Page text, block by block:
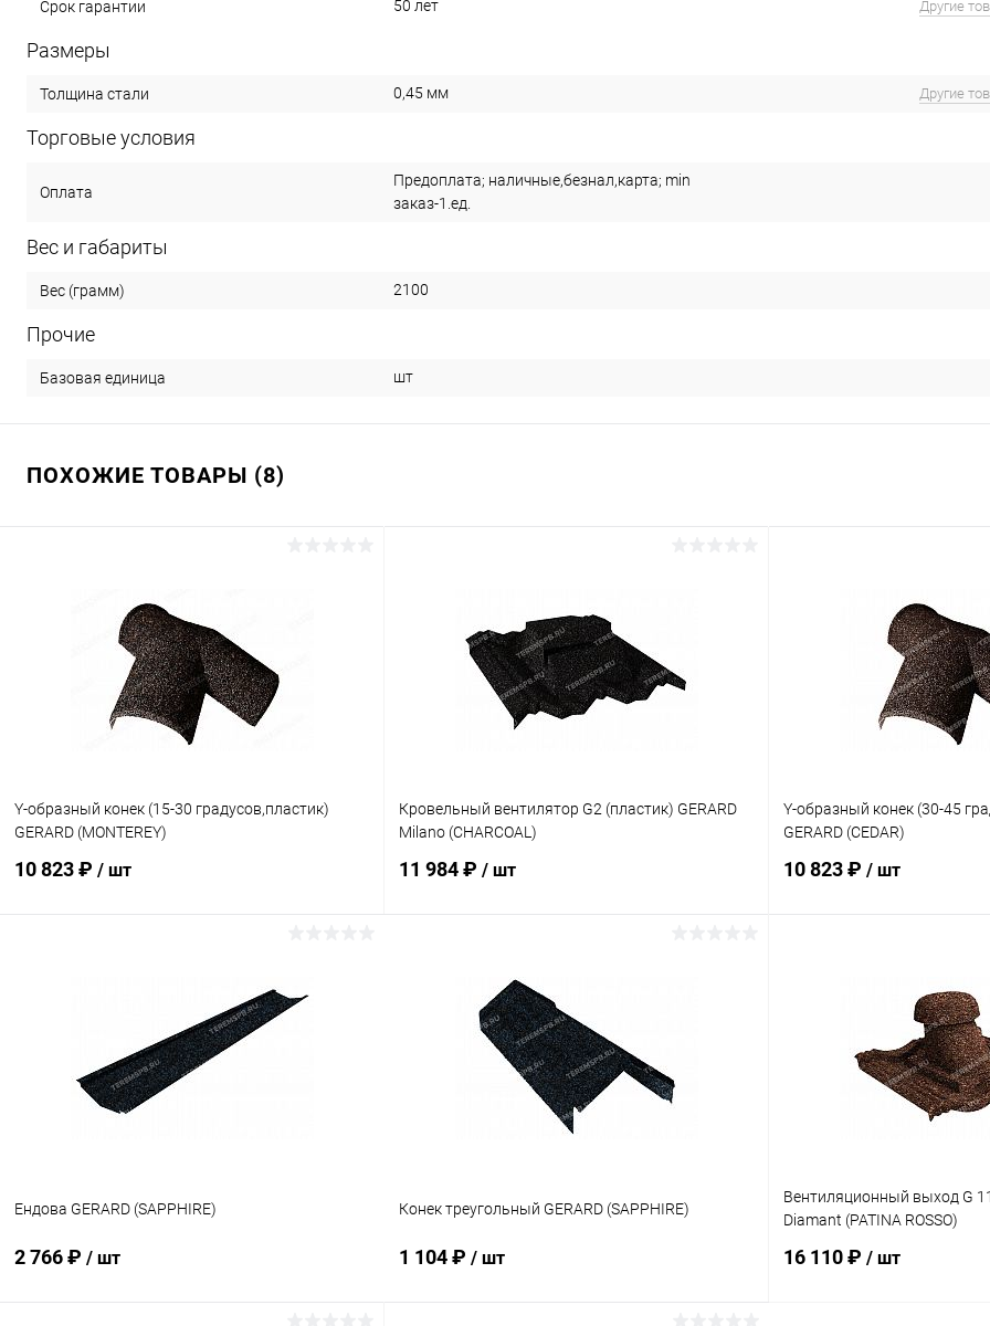
Срок гарантии 50 лет Другие
Размеры
Толщина стали 0,45 мм Другие
Торговые условия
Оплата
Предоплата; наличные,безнал,карта; min
заказ-1.ед.
Вес и габариты
Вес (грамм) 2100
Прочие
Базовая единица шт
ПОХОЖИЕ ТОВАРЫ (8)
Y-образный конек (15-30 градусов,пластик)
GERARD (MONTEREY)
10 823 ₽ / шт
Сравнение
Кровельный вентилятор G2 (пластик) GERARD
Milano (CHARCOAL)
11 984 ₽ / шт
Купить в 1 клик
В избранное Под заказ
Y-образный конек (30-45
GERARD (CEDAR)
10 823 ₽ / шт
В избранное
Ендова GERARD (SAPPHIRE)
2 766 ₽ / шт
Конек треугольный GERARD (SAPPHIRE)
1 104 ₽ / шт
Вентиляционный выход G
Diamant (PATINA ROSSO)
16 110 ₽ / шт